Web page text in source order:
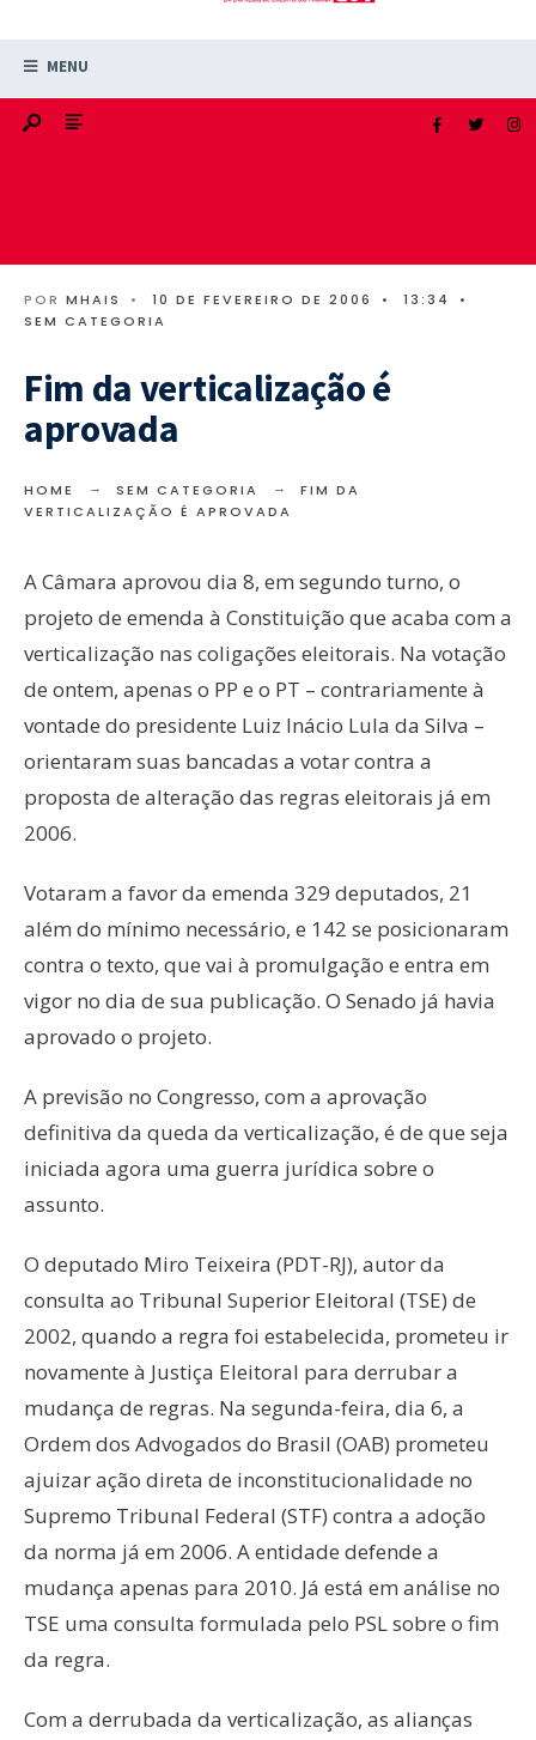
MENU
POR MHAIS • 10 DE FEVEREIRO DE 2006 • 13:34
•
SEM CATEGORIA
Fim da verticalização é
aprovada
HOME SEM CATEGORIA
FIM DA
VERTICALIZAÇÃO É APROVADA
A Câmara aprovou dia 8, em segundo turno, o
projeto de emenda à Constituição que acaba com a
verticalização nas coligações eleitorais. Na votação
de ontem, apenas o PP e o PT – contrariamente à
vontade do presidente Luiz Inácio Lula da Silva –
orientaram suas bancadas a votar contra a
proposta de alteração das regras eleitorais já em
2006.
Votaram a favor da emenda 329 deputados, 21
além do mínimo necessário, e 142 se posicionaram
contra o texto, que vai à promulgação e entra em
vigor no dia de sua publicação. O Senado já havia
aprovado o projeto.
A previsão no Congresso, com a aprovação
definitiva da queda da verticalização, é de que seja
iniciada agora uma guerra jurídica sobre o
assunto.
O deputado Miro Teixeira (PDT-RJ), autor da
consulta ao Tribunal Superior Eleitoral (TSE) de
2002, quando a regra foi estabelecida, prometeu ir
novamente à Justiça Eleitoral para derrubar a
mudança de regras. Na segunda-feira, dia 6, a
Ordem dos Advogados do Brasil (OAB) prometeu
ajuizar ação direta de inconstitucionalidade no
Supremo Tribunal Federal (STF) contra a adoção
da norma já em 2006. A entidade defende a
mudança apenas para 2010. Já está em análise no
TSE uma consulta formulada pelo PSL sobre o fim
da regra.
Com a derrubada da verticalização, as alianças